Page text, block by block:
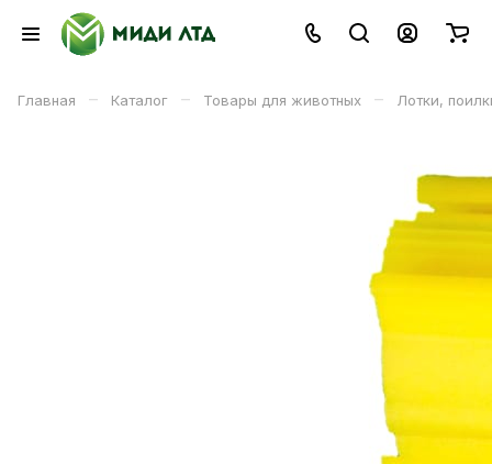
Главная – Каталог – Товары для животных – Лотки,